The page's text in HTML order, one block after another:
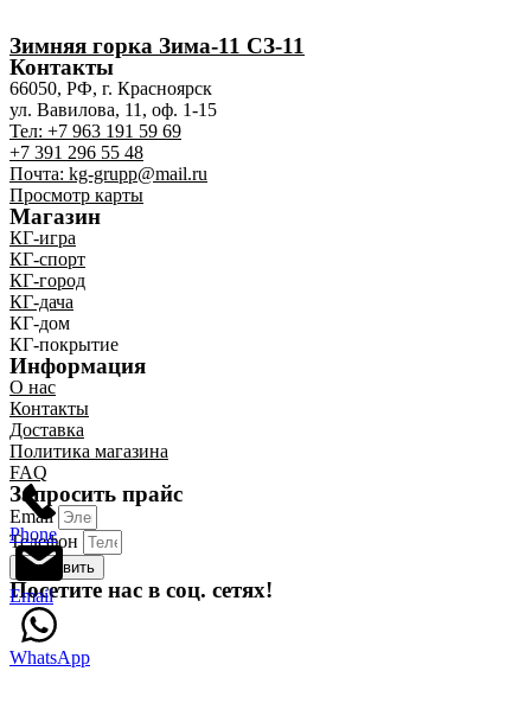
Зимняя горка Зима-11 СЗ-11
Контакты
66050, РФ, г. Красноярск
ул. Вавилова, 11, оф. 1-15
Тел: +7 963 191 59 69
+7 391 296 55 48
Почта: kg-grupp@mail.ru
Просмотр карты
Магазин
КГ-игра
КГ-спорт
КГ-город
КГ-дача
КГ-дом
КГ-покрытие
Информация
О нас
Контакты
Доставка
Политика магазина
FAQ
Phone
Email
WhatsApp
Запросить прайс
Email
Телефон
Отправить
Посетите нас в соц. сетях!